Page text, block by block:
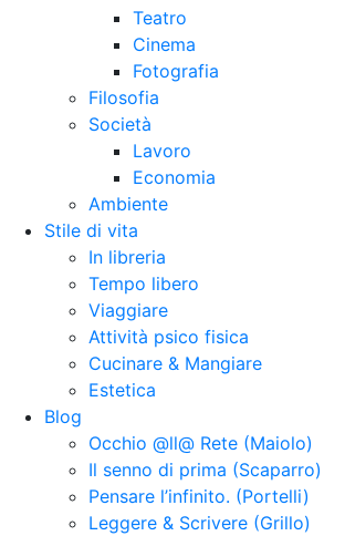
Teatro
Cinema
Fotografia
Filosofia
Società
Lavoro
Economia
Ambiente
Stile di vita
In libreria
Tempo libero
Viaggiare
Attività psico fisica
Cucinare & Mangiare
Estetica
Blog
Occhio @ll@ Rete (Maiolo)
Il senno di prima (Scaparro)
Pensare l’infinito. (Portelli)
Leggere & Scrivere (Grillo)